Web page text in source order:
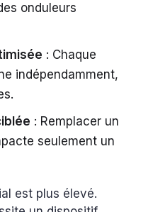
onduleurs
: Chaque
indépendamment,
: Remplacer un
seulement un
est plus élevé.